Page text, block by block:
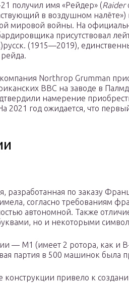
получил имя «Рейдер» (Raider
в воздушном налёте»)
мировой войны. На
присутствовал
(1915—2019),
Northrop Grumman
ВВС на заводе в
намерение
2021 год ожидается, что
по заказу
согласно требованиям
автономной. Также
но и некоторыми
— М1 (имеет 2 ротора, как и
партия в 500 машинок была
конструкции привело к